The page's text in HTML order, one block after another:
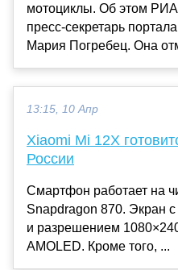
мотоциклы. Об этом
пресс-секретарь
Мария Погребец. Она
13:15, 10 Апр
Xiaomi Mi 12X
России
Смартфон работает на
Snapdragon 870. Экран
и разрешением
AMOLED. Кроме того, ...